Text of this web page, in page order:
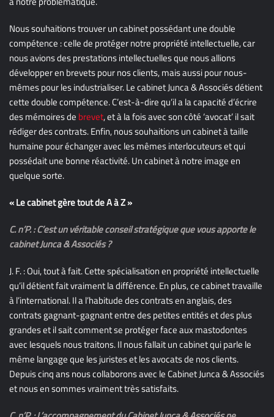
Nous souhaitions trouver un cabinet possédant une double
compétence : celle de protéger notre propriété intellectuelle, car
nous avions des prestations intellectuelles que nous allions
développer en brevets pour nos clients, mais aussi pour nous-
mêmes pour les industrialiser. Le cabinet Junca & Associés détient
cette double compétence. C’est-à-dire qu’il a la capacité d’écrire
des mémoires de brevet, et à la fois avec son côté ‘avocat’ il sait
rédiger des contrats. Enfin, nous souhaitions un cabinet à taille
humaine pour échanger avec les mêmes interlocuteurs et qui
possédait une bonne réactivité. Un cabinet à notre image en
quelque sorte.
« Le cabinet gère tout de A à Z »
C. n’P. : C’est un véritable conseil stratégique que vous apporte le
cabinet Junca & Associés ?
J. F. : Oui, tout à fait. Cette spécialisation en propriété intellectuelle
qu’il détient fait vraiment la différence. En plus, ce cabinet travaille
à l’international. Il a l’habitude des contrats en anglais, des
contrats gagnant-gagnant entre des petites entités et des plus
grandes et il sait comment se protéger face aux mastodontes
avec lesquels nous traitons. Il nous fallait un cabinet qui parle le
même langage que les juristes et les avocats de nos clients.
Depuis cinq ans nous collaborons avec le Cabinet Junca & Associés
et nous en sommes vraiment très satisfaits.